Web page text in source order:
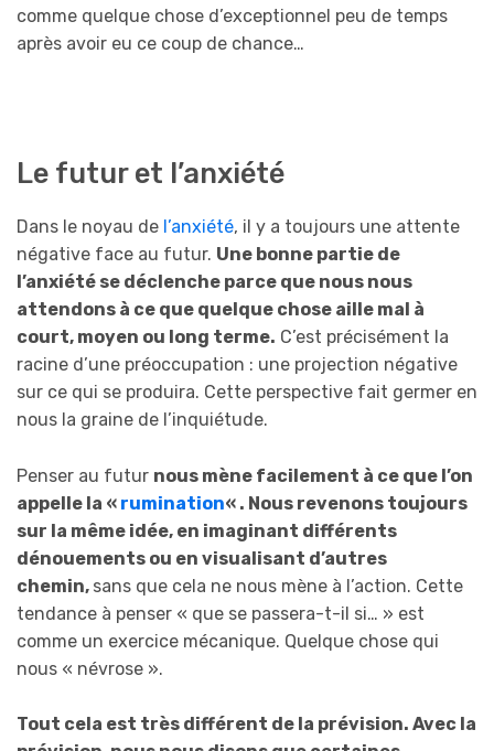
comme quelque chose d’exceptionnel peu de temps
après avoir eu ce coup de chance…
Le futur et l’anxiété
Dans le noyau de l’anxiété, il y a toujours une attente
négative face au futur. Une bonne partie de
l’anxiété se déclenche parce que nous nous
attendons à ce que quelque chose aille mal à
court, moyen ou long terme. C’est précisément la
racine d’une préoccupation : une projection négative
sur ce qui se produira. Cette perspective fait germer en
nous la graine de l’inquiétude.
Penser au futur nous mène facilement à ce que l’on
appelle la « rumination« . Nous revenons toujours
sur la même idée, en imaginant différents
dénouements ou en visualisant d’autres
chemin, sans que cela ne nous mène à l’action. Cette
tendance à penser « que se passera-t-il si… » est
comme un exercice mécanique. Quelque chose qui
nous « névrose ».
Tout cela est très différent de la prévision. Avec la